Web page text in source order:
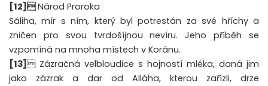
[12]Národ Proroka
Sáliha, mír s ním, který byl potrestán za své hříchy a
zničen pro svou tvrdošíjnou nevíru. Jeho příběh se
vzpomíná na mnoha místech v Koránu.
[13]  Zázračná velbloudice s hojností mléka, daná jim
jako zázrak a dar od Alláha, kterou zařízli, drze